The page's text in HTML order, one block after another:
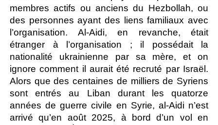
membres actifs ou anciens du Hezbollah, ou
des personnes ayant des liens familiaux avec
l’organisation. Al-Aidi, en revanche, était
étranger à l’organisation ; il possédait la
nationalité ukrainienne par sa mère, et on
ignore comment il aurait été recruté par Israël.
Alors que des centaines de milliers de Syriens
sont entrés au Liban durant les quatorze
années de guerre civile en Syrie, al-Aidi n’est
arrivé qu’en août 2025, à bord d’un vol en